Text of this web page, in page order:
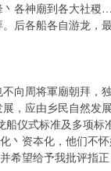
各神廟到各大社
后各船各自游龙，
向周将軍廟朝拜，
，应由乡民自然发展
仪式标准及多项
资夲化，他们不
希望给予我批评指正